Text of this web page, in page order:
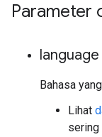
Parameter
language
Bahasa
Lihat
sering